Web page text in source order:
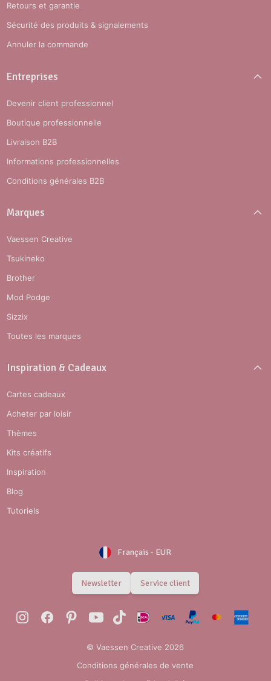
Retours et garantie
Sécurité des produits & signalements
Annuler la commande
Entreprises
Devenir client professionnel
Boutique professionnelle
Livraison B2B
Informations professionnelles
Conditions générales B2B
Marques
Vaessen Creative
Tsukineko
Brother
Mod Podge
Sizzix
Toutes les marques
Inspiration & Cadeaux
Cartes cadeaux
Acheter par loisir
Thèmes
Kits créatifs
Inspiration
Blog
Tutoriels
Français - EUR
Newsletter Service client
© Vaessen Creative 2026
Conditions générales de vente